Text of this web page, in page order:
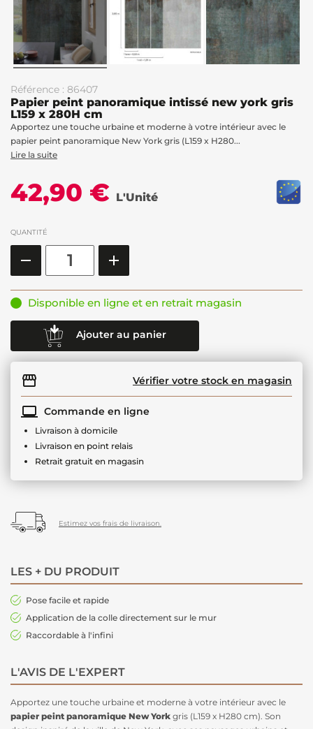
Référence : 86407
Papier peint panoramique intissé new york gris
L159 x 280H cm
Apportez une touche urbaine et moderne à votre intérieur avec le
papier peint panoramique New York gris (L159 x H280...
Lire la suite
42,90 € L'Unité
QUANTITÉ
Disponible en ligne et en retrait magasin
Ajouter au panier
Vérifier votre stock en magasin
Commande en ligne
Livraison à domicile
Livraison en point relais
Retrait gratuit en magasin
Estimez vos frais de livraison.
LES + DU PRODUIT
Pose facile et rapide
Application de la colle directement sur le mur
Raccordable à l'infini
L'AVIS DE L'EXPERT
Apportez une touche urbaine et moderne à votre intérieur avec le
papier peint panoramique New York gris (L159 x H280 cm). Son